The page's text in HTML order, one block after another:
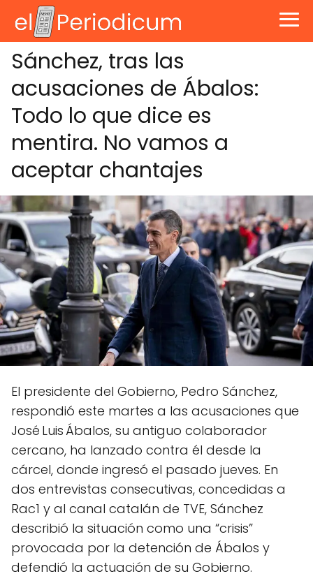
Sánchez, tras las
acusaciones de Ábalos:
Todo lo que dice es
mentira. No vamos a
aceptar chantajes
El presidente del Gobierno, Pedro Sánchez,
respondió este martes a las acusaciones que
José Luis Ábalos, su antiguo colaborador
cercano, ha lanzado contra él desde la
cárcel, donde ingresó el pasado jueves. En
dos entrevistas consecutivas, concedidas a
Rac1 y al canal catalán de TVE, Sánchez
describió la situación como una “crisis”
provocada por la detención de Ábalos y
defendió la actuación de su Gobierno.